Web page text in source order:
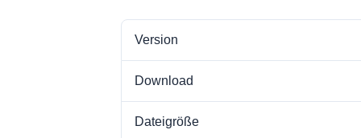
Version
Download
Dateigröße